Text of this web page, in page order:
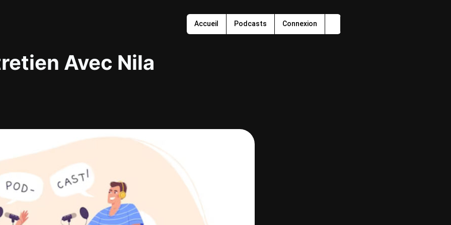
Accueil Podcasts Connexion
Avec Nila